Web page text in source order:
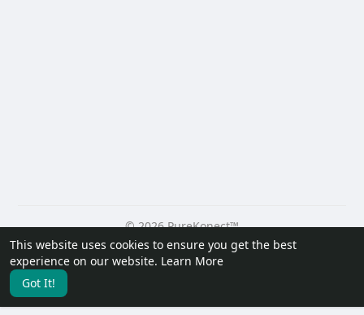
This website uses cookies to ensure you get the best
experience on our website. Learn More
Got It!
© 2026 PureKonect™
Home
About Contact Us Privacy Policy
Terms of Use
Request a Refund
Blog